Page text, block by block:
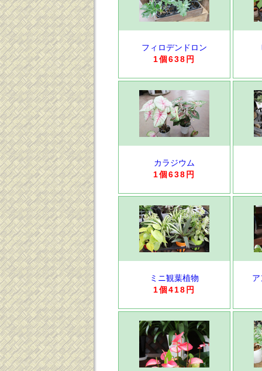
フィロデンドロン
1個638円
カラジウム
1個638円
ミニ観葉植物
1個418円